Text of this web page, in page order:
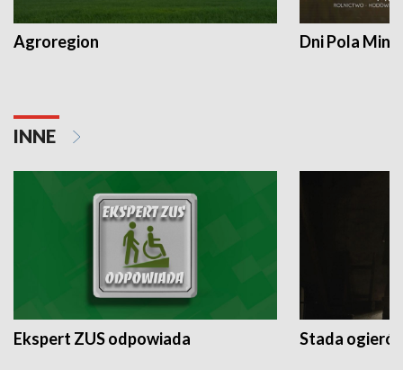
Agroregion Dni Pola
INNE
Ekspert ZUS odpowiada Stada